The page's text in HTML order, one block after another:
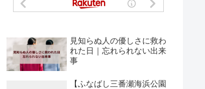
見知らぬ人の優しさに救わ
れた日｜忘れられない出来
事
【ふなばし三番瀬海浜公園